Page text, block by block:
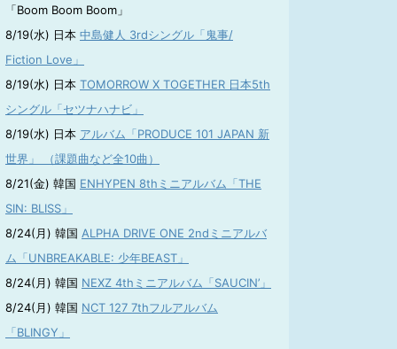
「Boom Boom Boom」
8/19(水) 日本 中島健人 3rdシングル「鬼事/
Fiction Love」
8/19(水) 日本 TOMORROW X TOGETHER 日本5th
シングル「セツナハナビ」
8/19(水) 日本 アルバム「PRODUCE 101 JAPAN 新
世界」 （課題曲など全10曲）
8/21(金) 韓国 ENHYPEN 8thミニアルバム「THE
SIN: BLISS」
8/24(月) 韓国 ALPHA DRIVE ONE 2ndミニアルバ
ム「UNBREAKABLE: 少年BEAST」
8/24(月) 韓国 NEXZ 4thミニアルバム「SAUCIN’」
8/24(月) 韓国 NCT 127 7thフルアルバム
「BLINGY」